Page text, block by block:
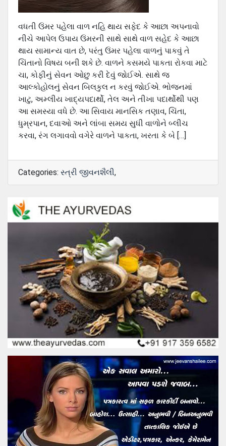
વધતી ઉંમર પહેલા વાળ નહિ થાય સફેદ કે આછા અપનાવો
નીચે આપેલ ઉપાય ઉંમરની સાથે સાથે વાળ સહેદ કે આછા
થાય સામાન્ય વાત છે, પરંતુ ઉંમર પહેલા વાળનું પાકવું તે
ચિંતાનો વિષય બની શકે છે. વાળને કસમયે પાકતા રોકવા માટે
ચા, કોફીનું સેવન ઓછુ કરી દેવું જોઈએ. સાથે જ
આલ્કોહોલનું સેવન બિલકુલ ન કરવું જોઈએ. ભોજનમાં
ખાટુ, અમ્લીય ખાદ્યપદાર્થો, તેલ અને તીખા પદાર્થોથી પણ
આ સમસ્યા વધે છે. આ સિવાય માનસિક તણાવ, ચિંતા,
ધુમ્રપાન, દવાઓ અને લાંબા સમય સુધી વાળોને બ્લીચ
કરવા, રંગ લગાવવો વગેરે વાળને પાકતા, ખરતા કે બે […]
Categories: સ્ત્રી જીવનશૈલી,